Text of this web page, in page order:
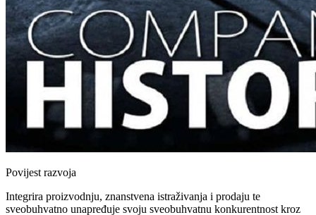
Povijest razvoja
Integrira proizvodnju, znanstvena istraživanja i prodaju te
sveobuhvatno unapređuje svoju sveobuhvatnu konkurentnost kroz